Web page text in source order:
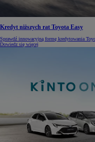
Kredyt niższych rat Toyota Easy
Sprawdź innowacyjną formę kredytowania
Dowiedz się więcej